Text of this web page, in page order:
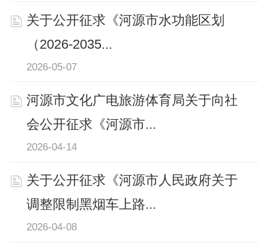
关于公开征求《河源市水功能区划
（2026-2035...
2026-05-07
河源市文化广电旅游体育局关于向社
会公开征求《河源市...
2026-04-14
关于公开征求《河源市人民政府关于
调整限制黑烟车上路...
2026-04-08